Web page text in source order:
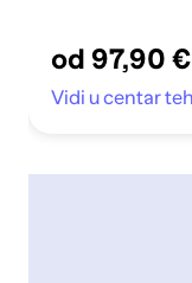
od 97,90 €